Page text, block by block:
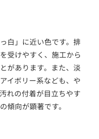
白」に近い色です。排
受けやすく、施工から
があります。また、淡
イボリー系なども、や
れの付着が目立ちやす
傾向が顕著です。